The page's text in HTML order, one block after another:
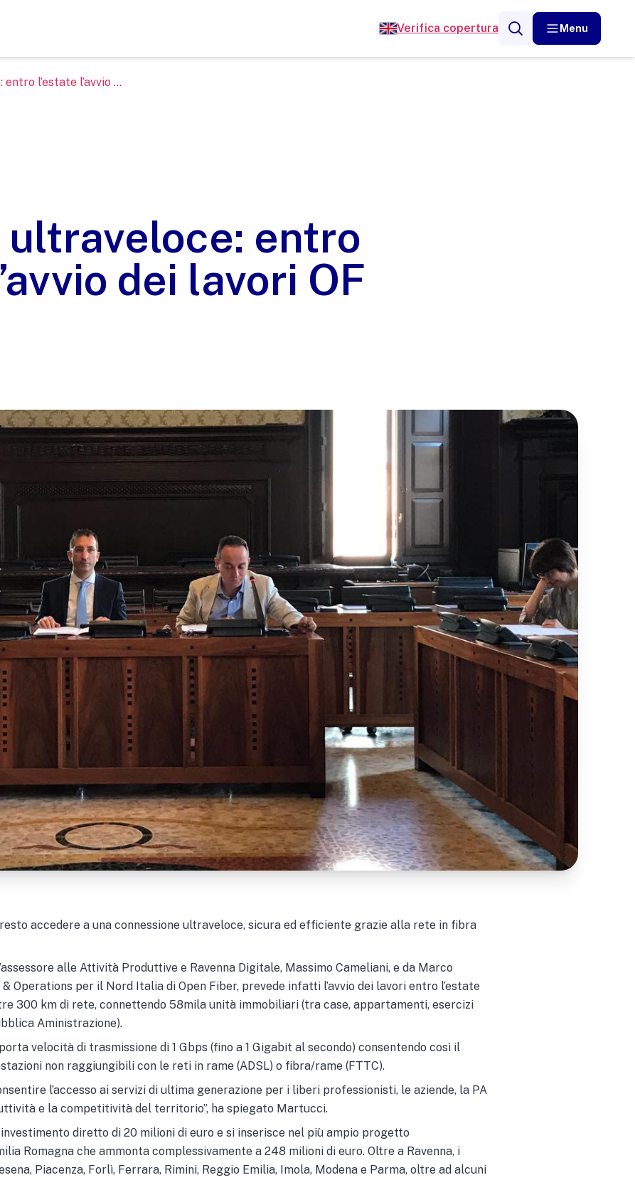
Verifica copertura Menu
l’estate l’avvio ...
ultraveloce: entro
dei lavori OF
accedere a una connessione ultraveloce, sicura ed efficiente grazie alla rete in fibra
alle Attività Produttive e Ravenna Digitale, Massimo Cameliani, e da Marco
Operations per il Nord Italia di Open Fiber, prevede infatti l’avvio dei lavori entro l’estate
300 km di rete, connettendo 58mila unità immobiliari (tra case, appartamenti, esercizi
Aministrazione).
velocità di trasmissione di 1 Gbps (fino a 1 Gigabit al secondo) consentendo così il
non raggiungibili con le reti in rame (ADSL) o fibra/rame (FTTC).
l’accesso ai servizi di ultima generazione per i liberi professionisti, le aziende, la PA
e la competitività del territorio”, ha spiegato Martucci.
diretto di 20 milioni di euro e si inserisce nel più ampio progetto
Romagna che ammonta complessivamente a 248 milioni di euro. Oltre a Ravenna, i
Piacenza, Forlì, Ferrara, Rimini, Reggio Emilia, Imola, Modena e Parma, oltre ad alcuni